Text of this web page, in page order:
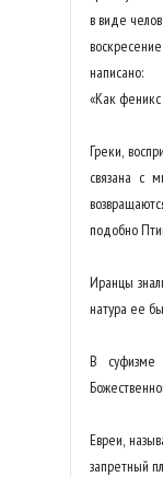
в виде
написано:
«Как феникс
Греки,
связана с
подобно
Иранцы
натура ее
В суфизме
Евреи,
запретный